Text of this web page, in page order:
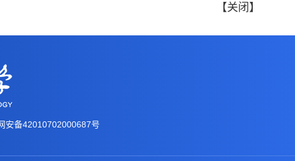
【关闭 】
安备42010702000687号